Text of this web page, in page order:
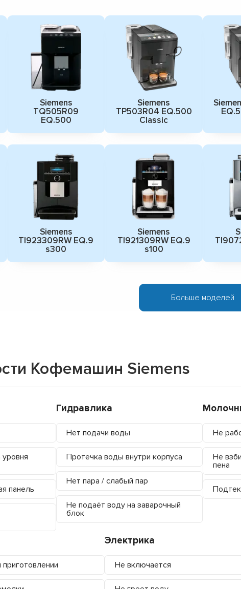
Siemens
TQ505R09
EQ.500
Siemens
TP503R04 EQ.500
Classic
Siemens
TI923309RW EQ.9
s300
Siemens
TI921309RW EQ.9
s100
Больше моделей
Кофемашин Siemens
панель
Гидравлика
Нет подачи воды
Протечка воды внутри корпуса
Нет пара / слабый пар
Не подаёт воду на заварочный
блок
Не
Не
пена
Электрика
Не включается